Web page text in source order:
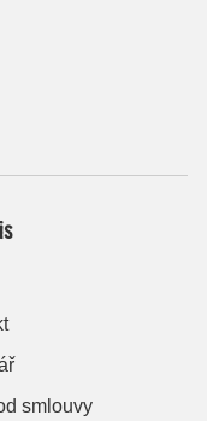
smlouvy